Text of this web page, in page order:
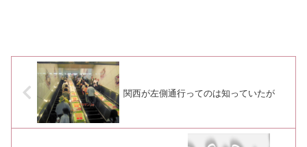
関西が左側通行ってのは知っていたが